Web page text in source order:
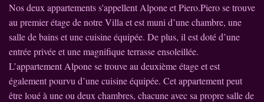
Nos deux appartements s'appellent Alpone et Piero.Piero se trouve
au premier étage de notre Villa et est muni d’une chambre, une
salle de bains et une cuisine équipée. De plus, il est doté d’une
entrée privée et une magnifique terrasse ensoleillée.
L’appartement Alpone se trouve au deuxième étage et est
également pourvu d’une cuisine équipée. Cet appartement peut
être loué à une ou deux chambres, chacune avec sa propre salle de